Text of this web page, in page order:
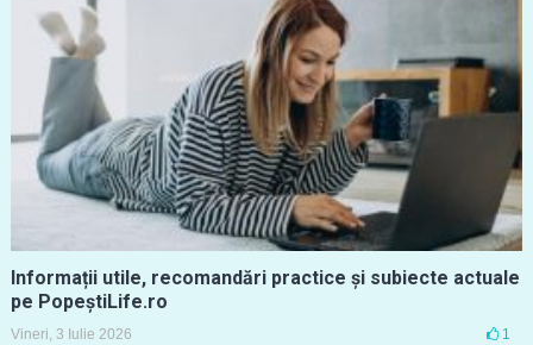
Informații utile, recomandări practice și subiecte actuale
pe PopeștiLife.ro
Vineri, 3 Iulie 2026 1